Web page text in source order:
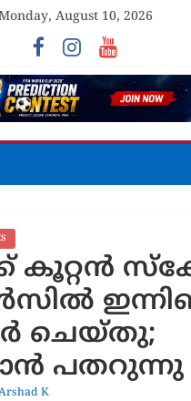
August 10, 2026
കൂറ്റൻ
ചെയ്തു;
പതറുന്നു
K